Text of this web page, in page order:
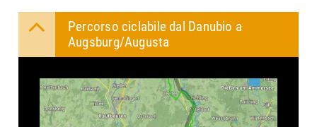
Percorso ciclabile dal Danubio a
Augsburg/Augusta